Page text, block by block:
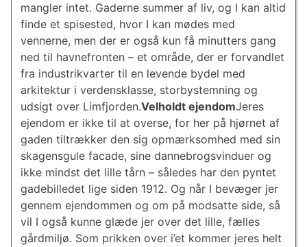
mangler intet. Gaderne summer af liv, og I kan altid
finde et spisested, hvor I kan mødes med
vennerne, men der er også kun få minutters gang
ned til havnefronten – et område, der er forvandlet
fra industrikvarter til en levende bydel med
arkitektur i verdensklasse, storbystemning og
udsigt over Limfjorden.Velholdt ejendomJeres
ejendom er ikke til at overse, for her på hjørnet af
gaden tiltrækker den sig opmærksomhed med sin
skagensgule facade, sine dannebrogsvinduer og
ikke mindst det lille tårn – således har den pyntet
gadebilledet lige siden 1912. Og når I bevæger jer
gennem ejendommen og om på modsatte side, så
vil I også kunne glæde jer over det lille, fælles
gårdmiljø. Som prikken over i’et kommer jeres helt